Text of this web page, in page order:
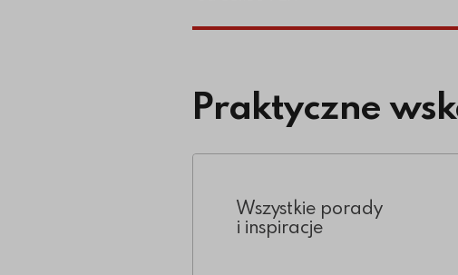
Praktyczne
Wszystkie porady
i inspiracje